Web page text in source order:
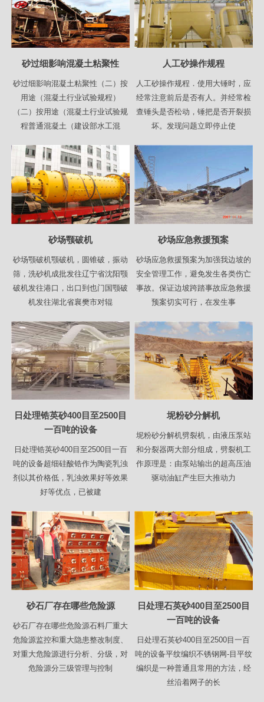
砂过细影响混凝土粘聚性
砂过细影响混凝土粘聚性（二）按
用途（混凝土行业试验规程）
（二）按用途（混凝土行业试验规
程普通混凝土（建设部水工混
人工砂操作规程
人工砂操作规程．使用大锤时，应
经常注意前后是否有人。并经常检
查锤头是否松动，锤把是否开裂损
坏。发现问题立即停止使
砂场颚破机
砂场颚破机颚破机，圆锥破，振动
筛，洗砂机成批发往辽宁省沈阳颚
破机发往港口，出口到也门国颚破
机发往湖北省襄樊市对辊
砂场应急救援预案
砂场应急救援预案为加强我边坡的
安全管理工作，避免发生各类伤亡
事故。保证边坡跨踏事故应急救援
预案切实可行，在发生事
日处理锆英砂400目至2500目
一百吨的设备
日处理锆英砂400目至2500目一百
吨的设备超细硅酸锆作为陶瓷乳浊
剂以其价格低，乳浊效果好等效果
好等优点，已被建
坭粉砂分解机
坭粉砂分解机劈裂机，由液压泵站
和分裂器两大部分组成，劈裂机工
作原理是：由泵站输出的超高压油
驱动油缸产生巨大推动力
砂石厂存在哪些危险源
砂石厂存在哪些危险源石料厂重大
危险源监控和重大隐患整改制度、
对重大危险源进行分析、分级，对
危险源分三级管理与控制
日处理石英砂400目至2500目
一百吨的设备
日处理石英砂400目至2500目一百
吨的设备平纹编织不锈钢网-目平纹
编织是一种普通且常用的方法，经
丝沿着网子的长